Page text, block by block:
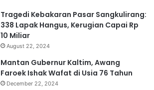
Tragedi Kebakaran Pasar Sangkulirang:
338 Lapak Hangus, Kerugian Capai Rp
10 Miliar
August 22, 2024
Mantan Gubernur Kaltim, Awang
Faroek Ishak Wafat di Usia 76 Tahun
December 22, 2024